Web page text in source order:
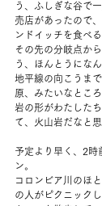
う、ふしぎな谷で一
売店があったので
ンドイッチを食べる
その先の分岐点か
う、ほんとうにな
地平線の向こうま
原、みたいなところ
岩の形がわたした
て、火山岩だなと思
予定より早く、2時
ン。
コロンビア川のほ
の人がピクニックし